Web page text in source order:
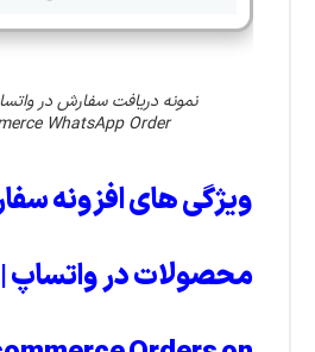
نمونه دریافت سفارش در
WhatsApp Order
ویژگی های افزونه
محصولات در واتساپ |